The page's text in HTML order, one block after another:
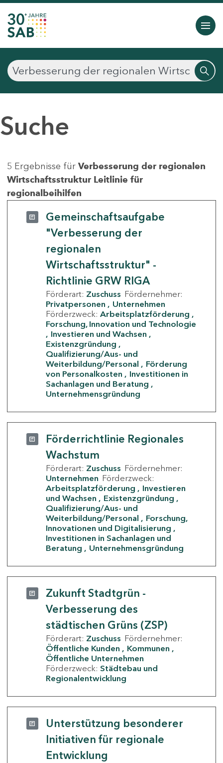
Suche
5 Ergebnisse für Verbesserung der regionalen
Wirtschaftsstruktur Leitlinie für
regionalbeihilfen
Gemeinschaftsaufgabe
"Verbesserung der
regionalen
Wirtschaftsstruktur" -
Richtlinie GRW RIGA
Förderart: Zuschuss Fördernehmer:
Privatpersonen
Unternehmen
Förderzweck: Arbeitsplatzförderung
Forschung, Innovation und Technologie
Investieren und Wachsen
Existenzgründung
Qualifizierung/Aus- und
Weiterbildung/Personal
Förderung
von Personalkosten
Investitionen in
Sachanlagen und Beratung
Unternehmensgründung
Förderrichtlinie Regionales
Wachstum
Förderart: Zuschuss Fördernehmer:
Unternehmen Förderzweck:
Arbeitsplatzförderung
Investieren
und Wachsen
Existenzgründung
Qualifizierung/Aus- und
Weiterbildung/Personal
Forschung,
Innovationen und Digitalisierung
Investitionen in Sachanlagen und
Beratung
Unternehmensgründung
Zukunft Stadtgrün -
Verbesserung des
städtischen Grüns (ZSP)
Förderart: Zuschuss Fördernehmer:
Öffentliche Kunden
Kommunen
Öffentliche Unternehmen
Förderzweck: Städtebau und
Regionalentwicklung
Unterstützung besonderer
Initiativen für regionale
Entwicklung